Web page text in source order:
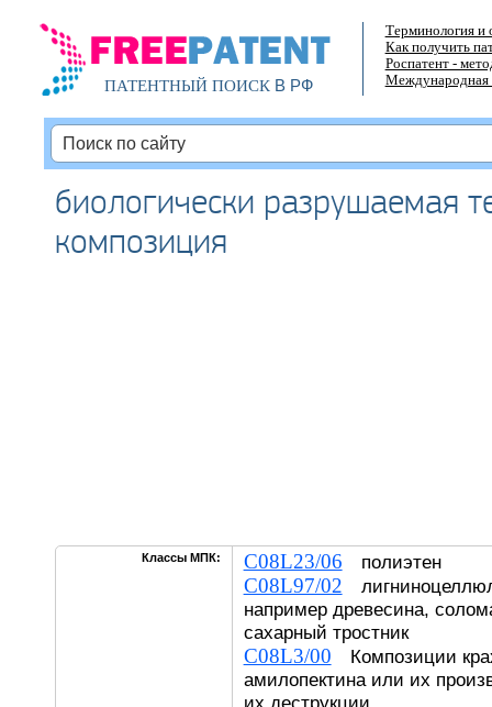
ПАТЕНТНЫЙ ПОИСКВ РФ
Терминология и
Как получить
Роспатент -
Международная
биологически разрушаемая
композиция
Классы МПК: C08L23/06 полиэтен
C08L97/02
например древесина,
сахарный тростник
C08L3/00 Композиции
амилопектина или их
их деструкции